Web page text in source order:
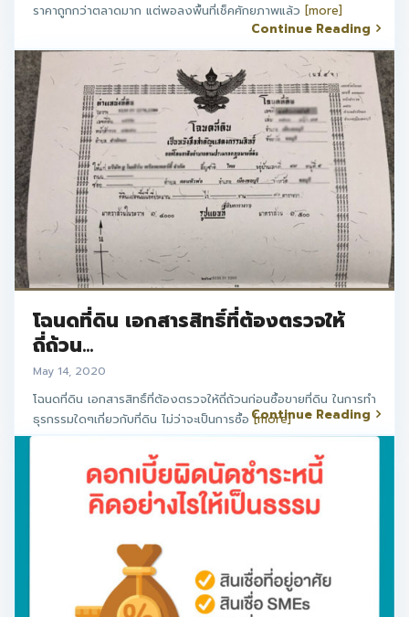
ราคาถูกกว่าตลาดมาก แต่พอลงพื้นที่เช็คศักยภาพแล้ว [more]
Continue Reading
โฉนดที่ดิน เอกสารสิทธิ์ที่ต้องตรวจให้
ถี่ถ้วน...
May 14, 2020
โฉนดที่ดิน เอกสารสิทธิ์ที่ต้องตรวจให้ถี่ถ้วนก่อนซื้อขายที่ดิน ในการทำ
ธุรกรรมใดๆเกี่ยวกับที่ดิน ไม่ว่าจะเป็นการซื้อ[more]
Continue Reading